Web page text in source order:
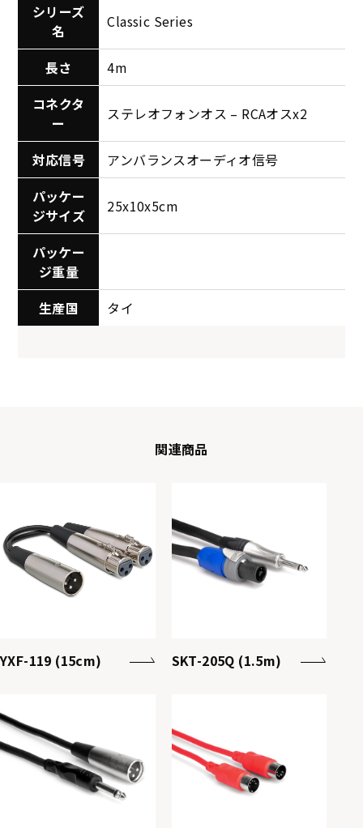
シリーズ
名
Classic Series
長さ
4m
コネクタ
ー
ステレオフォンオス – RCAオスx2
対応信号
アンバランスオーディオ信号
パッケー
ジサイズ
25x10x5cm
パッケー
ジ重量
生産国
タイ
関連商品
YXF-119 (15cm) SKT-205Q (1.5m)